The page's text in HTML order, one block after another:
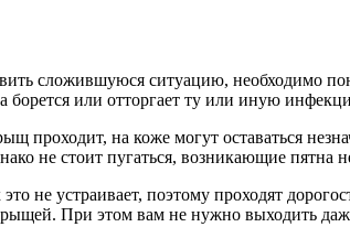
сложившуюся ситуацию, необходимо
борется или отторгает ту или иную
проходит, на коже могут оставаться
не стоит пугаться, возникающие пятна
не устраивает, поэтому проходят
При этом вам не нужно выходить